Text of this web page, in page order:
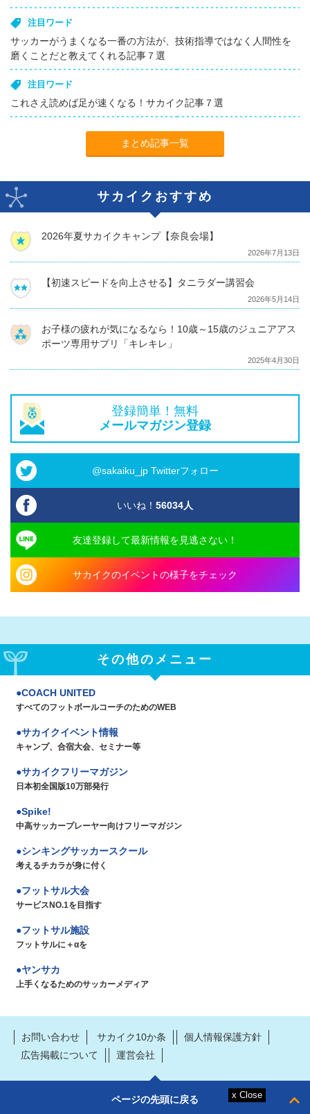
注目ワード
サッカーがうまくなる一番の方法が、技術指導ではなく人間性を
磨くことだと教えてくれる記事７選
注目ワード
これさえ読めば足が速くなる！サカイク記事７選
まとめ記事一覧
サカイクおすすめ
2026年夏サカイクキャンプ【奈良会場】
2026年7月13日
【初速スピードを向上させる】タニラダー講習会
2026年5月14日
お子様の疲れが気になるなら！10歳～15歳のジュニアアス
ポーツ専用サプリ「キレキレ」
2025年4月30日
登録簡単！無料
メールマガジン登録
@sakaiku_jp Twitterフォロー
いいね！ 56034人
友達登録して最新情報を見逃さない！
サカイクのイベントの様子をチェック
その他のメニュー
COACH UNITED
すべてのフットボールコーチのためのWEB
サカイクイベント情報
キャンプ、合宿大会、セミナー等
サカイクフリーマガジン
日本初全国版10万部発行
Spike!
中高サッカープレーヤー向けフリーマガジン
シンキングサッカースクール
考えるチカラが身に付く
フットサル大会
サービスNO.1を目指す
フットサル施設
フットサルに＋αを
ヤンサカ
上手くなるためのサッカーメディア
お問い合わせ サカイク10か条
個人情報保護方針
広告掲載について
運営会社
ページの先頭に戻る